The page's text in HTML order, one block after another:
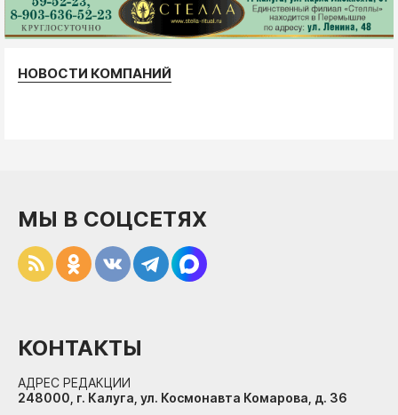
НОВОСТИ КОМПАНИЙ
МЫ В СОЦСЕТЯХ
КОНТАКТЫ
АДРЕС РЕДАКЦИИ
248000, г. Калуга, ул. Космонавта Комарова, д. 36